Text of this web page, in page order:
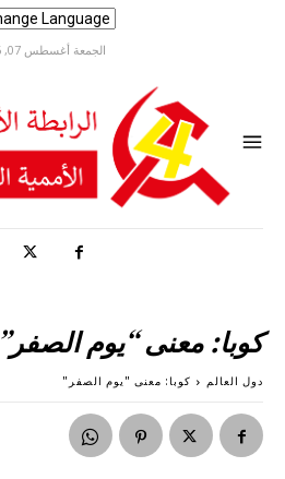
الجمعة أغسطس 07, 2026
كوبا: معنى “يوم الصفر”
دول العالم كوبا: معنى "يوم الصفر"